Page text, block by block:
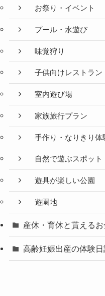
お祭り・イベント
プール・水遊び
味覚狩り
子供向けレストラン
室内遊び場
家族旅行プラン
手作り・なりきり体
自然で遊ぶスポット
遊具が楽しい公園
遊園地
産休・育休と貰えるお
高齢妊娠出産の体験